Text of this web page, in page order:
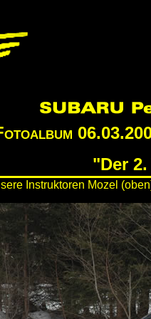
"Der
Instruktoren Mozel